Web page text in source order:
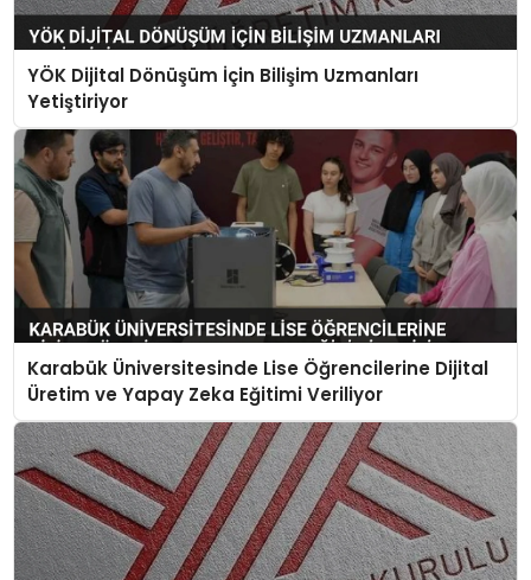
YÖK Dijital Dönüşüm İçin Bilişim Uzmanları
Yetiştiriyor
Karabük Üniversitesinde Lise Öğrencilerine Dijital
Üretim ve Yapay Zeka Eğitimi Veriliyor